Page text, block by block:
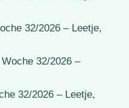
32/2026 – Leetje,
32/2026 –
32/2026 – Leetje,